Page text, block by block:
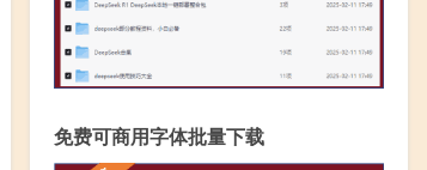
免费可商用字体批量下载